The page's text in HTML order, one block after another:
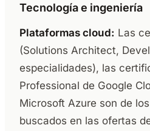
Tecnología e ingeniería
Plataformas cloud: Las
(Solutions Architect,
especialidades), las
Professional de Google
Microsoft Azure son de
buscados en las ofertas